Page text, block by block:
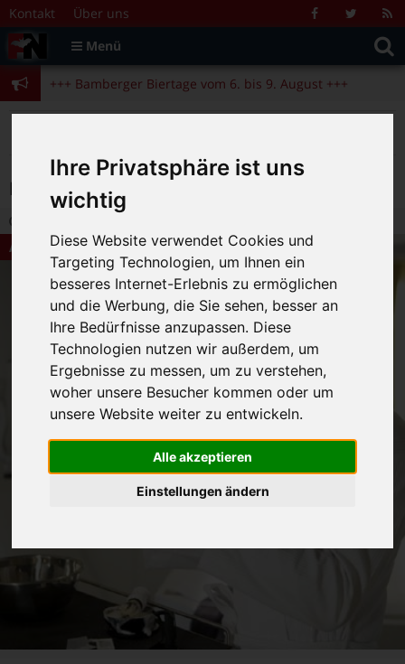
Ihre Privatsphäre ist uns
wichtig
Diese Website verwendet Cookies und
Targeting Technologien, um Ihnen ein
besseres Internet-Erlebnis zu ermöglichen
und die Werbung, die Sie sehen, besser an
Ihre Bedürfnisse anzupassen. Diese
Technologien nutzen wir außerdem, um
Ergebnisse zu messen, um zu verstehen,
woher unsere Besucher kommen oder um
unsere Website weiter zu entwickeln.
Alle akzeptieren
Einstellungen ändern
Zum Inhalt springen
Kontakt Über uns FacebookTwitter
Menü
Suche
nach:
+++ Bamberger Biertage vom 6. bis 9. August +++
+++ Blues- und Jazzfestival vom 31.7. bis 9.8. +++
+++ Bamberger Biertage vom 6. bis 9. August +++
Moon
Aktuelle Filme